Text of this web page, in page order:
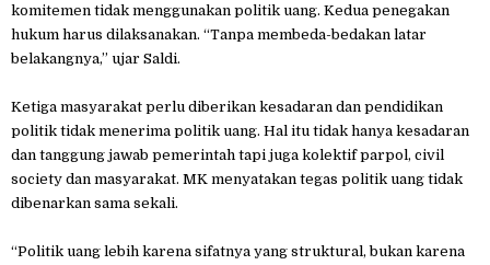
komitemen tidak menggunakan politik uang. Kedua penegakan
hukum harus dilaksanakan. “Tanpa membeda-bedakan latar
belakangnya,” ujar Saldi.
Ketiga masyarakat perlu diberikan kesadaran dan pendidikan
politik tidak menerima politik uang. Hal itu tidak hanya kesadaran
dan tanggung jawab pemerintah tapi juga kolektif parpol, civil
society dan masyarakat. MK menyatakan tegas politik uang tidak
dibenarkan sama sekali.
“Politik uang lebih karena sifatnya yang struktural, bukan karena